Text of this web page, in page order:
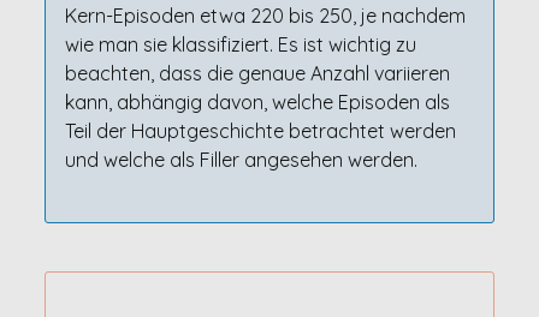
Kern-Episoden etwa 220 bis 250, je nachdem
wie man sie klassifiziert. Es ist wichtig zu
beachten, dass die genaue Anzahl variieren
kann, abhängig davon, welche Episoden als
Teil der Hauptgeschichte betrachtet werden
und welche als Filler angesehen werden.